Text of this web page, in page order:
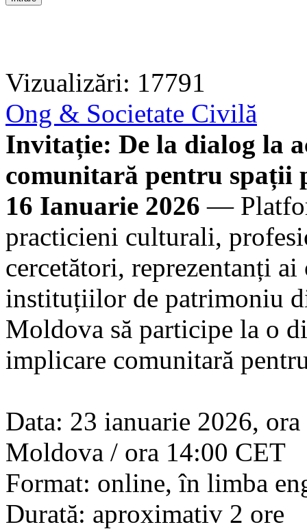
Vizualizări: 17791
Ong & Societate Civilă
Invitație: De la dialog la
comunitară pentru spații
16 Ianuarie 2026 —
practicieni culturali,
cercetători, reprezentanți
instituțiilor de patrimoniu
Moldova să participe la o
implicare comunitară
Data: 23 ianuarie 2026,
Moldova / ora 14:00 CET
Format: online, în limba
Durată: aproximativ 2 ore